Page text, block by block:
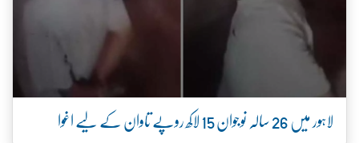
لاہور میں 26 سالہ نوجوان 15 لاکھ روپے تاوان کے لیے اغوا